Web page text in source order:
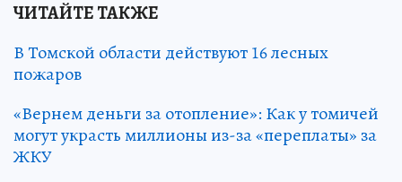
ЧИТАЙТЕ ТАКЖЕ
В Томской области действуют 16 лесных
пожаров
«Вернем деньги за отопление»: Как у томичей
могут украсть миллионы из-за «переплаты» за
ЖКУ